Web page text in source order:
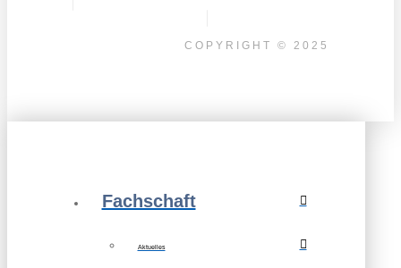
COPYRIGHT © 2025
Fachschaft
Aktuelles